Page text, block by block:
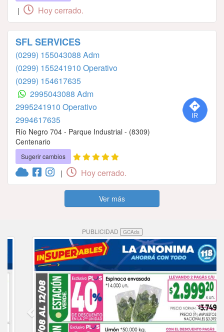
| Hoy cerrado.
SFL SERVICES
(0299) 155043088 Adm
(0299) 155241910 Operativo
(0299) 154617635
2995043088 Adm
2995241910 Operativo
2994617635
Río Negro 704 - Parque Industrial - (8309)
Centenario
Sugerir cambios
| Hoy cerrado.
Ver más
PUBLICIDAD GCAds